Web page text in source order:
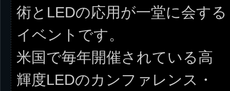
術とLEDの応用が一堂に会する
イベントです。
米国で毎年開催されている高
輝度LEDのカンファレンス・